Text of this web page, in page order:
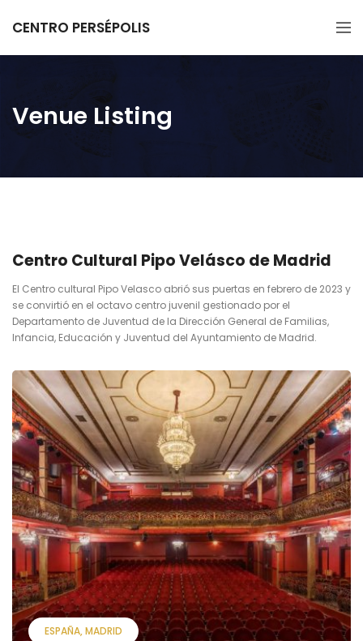
CENTRO PERSÉPOLIS
Venue Listing
Centro Cultural Pipo Velásco de Madrid
El Centro cultural Pipo Velasco abrió sus puertas en febrero de 2023 y
se convirtió en el octavo centro juvenil gestionado por el
Departamento de Juventud de la Dirección General de Familias,
Infancia, Educación y Juventud del Ayuntamiento de Madrid.
ESPAÑA MADRID